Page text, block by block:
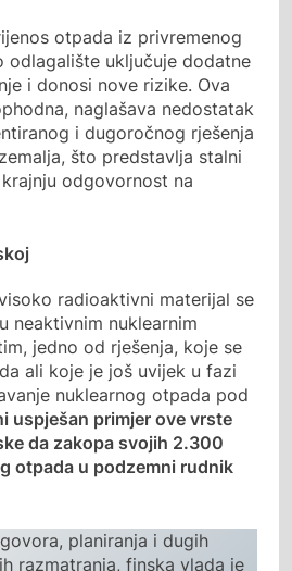
otpada iz privremenog
odlagalište uključuje dodatne
i donosi nove rizike. Ova
naglašava nedostatak
i dugoročnog rješenja
što predstavlja stalni
odgovornost na
radioaktivni materijal se
neaktivnim nuklearnim
jedno od rješenja, koje se
ali koje je još uvijek u fazi
nuklearnog otpada pod
uspješan primjer ove vrste
da zakopa svojih 2.300
otpada u podzemni rudnik
planiranja i dugih
razmatranja, finska vlada je